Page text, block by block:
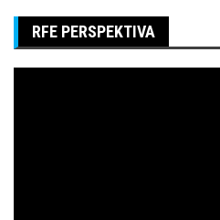
RFE PERSPEKTIVA